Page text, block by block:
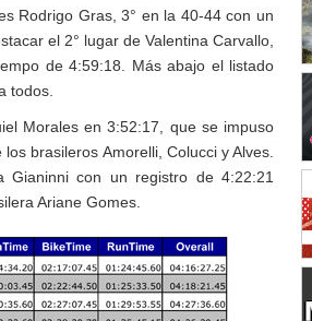
Rodrigo Gras, 3° en la 40-44 con un
el 2° lugar de Valentina Carvallo,
de 4:59:18. Más abajo el listado
todos.
Morales en 3:52:17, que se impuso
brasileros Amorelli, Colucci y Alves.
Gianinni con un registro de 4:22:21
Ariane Gomes.